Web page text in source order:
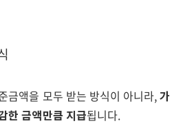
금액을 모두 받는 방식이 아니라,가
한 금액만큼 지급됩니다.